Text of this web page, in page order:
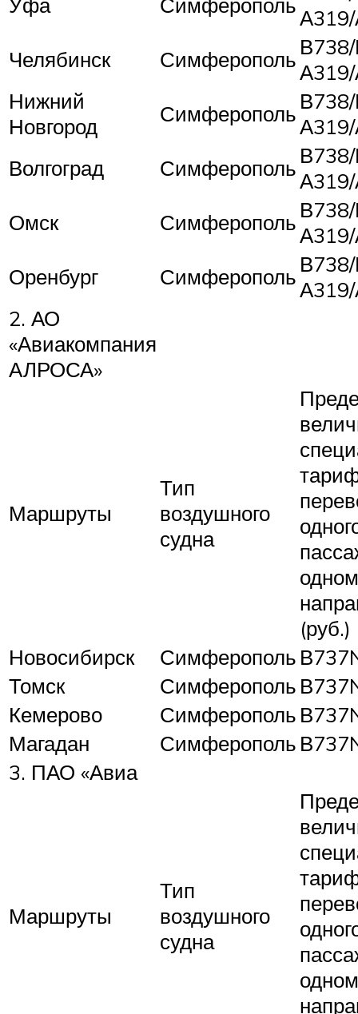
Челябинск
Симферополь
Нижний
Новгород
Симферополь
Волгоград
Симферополь
Омск
Симферополь
Оренбург
Симферополь
2. АО
«Авиакомпания
АЛРОСА»
Маршруты
Тип
воздушного
судна
одном
(руб.)
Новосибирск
Симферополь
Томск
Симферополь
Кемерово
Симферополь
Магадан
Симферополь
3. ПАО «Авиа
Маршруты
Тип
воздушного
судна
одном